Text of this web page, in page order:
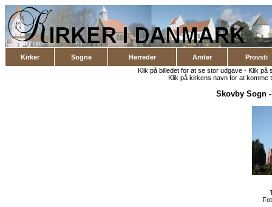
Kirker Sogne Herreder Amter
Provsti
Klik på billedet for at se stor udgave - Klik på
Klik på kirkens navn for at komme
Skovby Sogn